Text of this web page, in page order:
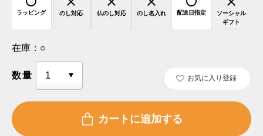
ラッピング のし対応 仏のし対応 のし名入れ 配送日指定
ソーシャル
ギフト
在庫： ○
数量 お気に入り登録